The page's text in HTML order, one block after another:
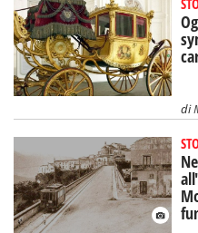
di